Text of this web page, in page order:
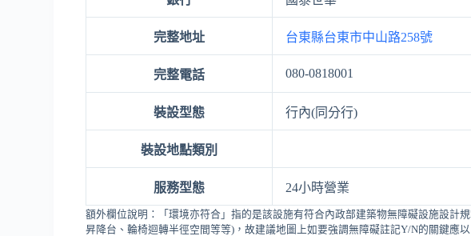
完整地址 台東縣台東市中山路258號
完整電話 080-0818001
裝設型態 行內(同分行)
裝設地點類別
服務型態 24小時營業
額外欄位說明：「環境亦符合」指的是該設施有符合內政部建築物無障礙設施設計
昇降台、輪椅迴轉半徑空間等等)，故建議地圖上如要強調無障礙註記Y/N的關鍵應